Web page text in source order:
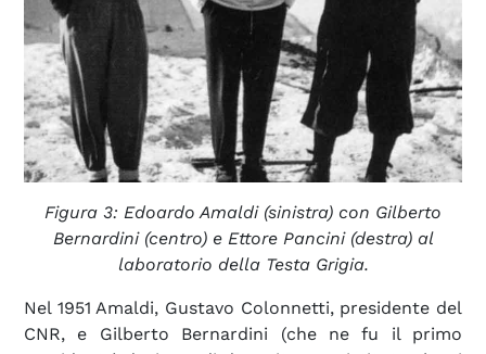
Figura 3: Edoardo Amaldi (sinistra) con Gilberto
Bernardini (centro) e Ettore Pancini (destra) al
laboratorio della Testa Grigia.
Nel 1951 Amaldi, Gustavo Colonnetti, presidente del
CNR, e Gilberto Bernardini (che ne fu il primo